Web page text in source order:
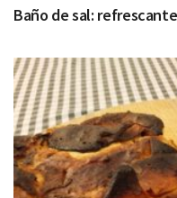
Baño de sal: